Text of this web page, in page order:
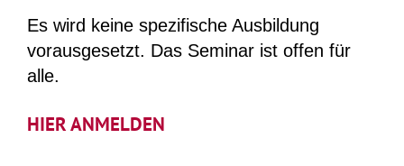
Es wird keine spezifische Ausbildung
vorausgesetzt. Das Seminar ist offen für
alle.
HIER ANMELDEN